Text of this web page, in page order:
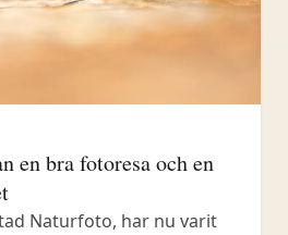
en bra fotoresa och en
Naturfoto, har nu varit